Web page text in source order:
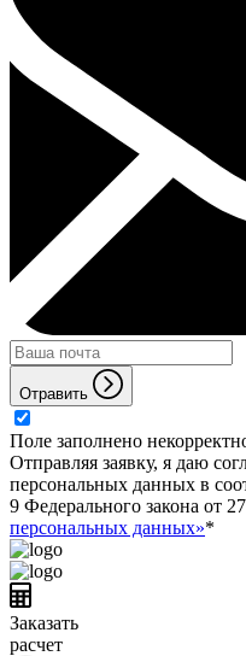
Отравить
Поле заполнено
Отправляя заявку, я даю
персональных данных в
9 Федерального закона от
персональных данных»*
Заказать
расчет